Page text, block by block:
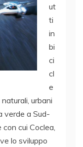
ut
ti
in
bi
ci
cl
e
urbani
verde a Sud-
cui Coclea,
lo sviluppo